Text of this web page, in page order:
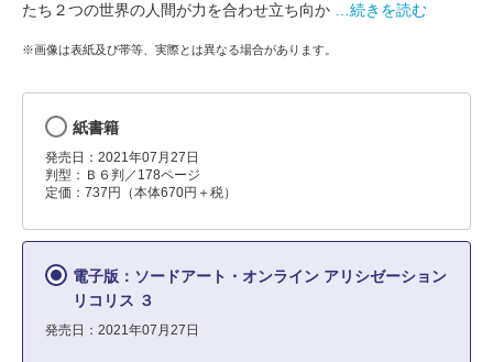
たち２つの世界の人間が力を合わせ立ち向か
…続きを読む
※画像は表紙及び帯等、実際とは異なる場合があります。
紙書籍
発売日：2021年07月27日
判型：Ｂ６判／178ページ
定価：737円（本体670円＋税）
電子版：ソードアート・オンライン アリシゼーション
リコリス ３
発売日：2021年07月27日